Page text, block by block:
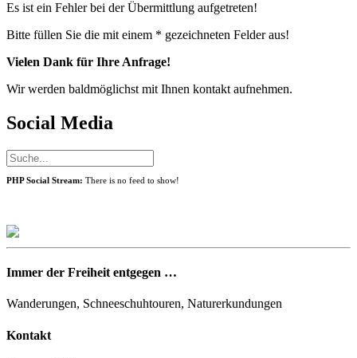
Es ist ein Fehler bei der Übermittlung aufgetreten!
Bitte füllen Sie die mit einem * gezeichneten Felder aus!
Vielen Dank für Ihre Anfrage!
Wir werden baldmöglichst mit Ihnen kontakt aufnehmen.
Social Media
PHP Social Stream: There is no feed to show!
Immer der Freiheit entgegen …
Wanderungen, Schneeschuhtouren, Naturerkundungen
Kontakt